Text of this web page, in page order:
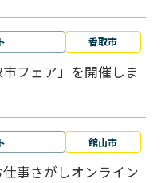
香取市
フェア」を開催しま
館山市
仕事さがしオンライン